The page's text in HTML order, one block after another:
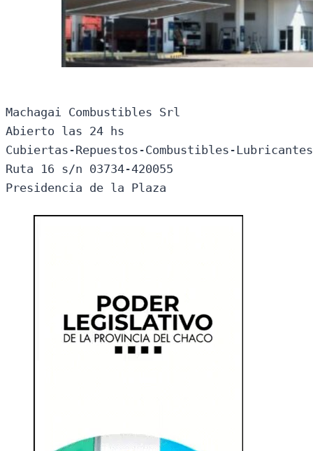
Machagai Combustibles Srl
Abierto las 24 hs
Cubiertas-Repuestos-Combustibles-
Ruta 16 s/n 03734-420055
Presidencia de la Plaza